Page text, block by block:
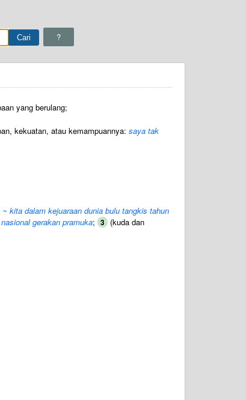
?
yang berulang;
kekuatan, atau kemampuannya: saya tak
kita dalam kejuaraan dunia bulu tangkis tahun
gerakan pramuka; 3 (kuda dan